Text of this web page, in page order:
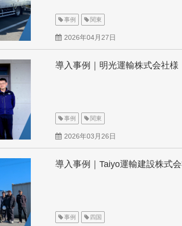
事例 関東
2026年04月27日
導入事例｜明光運輸株式会社様
事例 関東
2026年03月26日
導入事例｜Taiyo運輸建設株式会
事例 四国